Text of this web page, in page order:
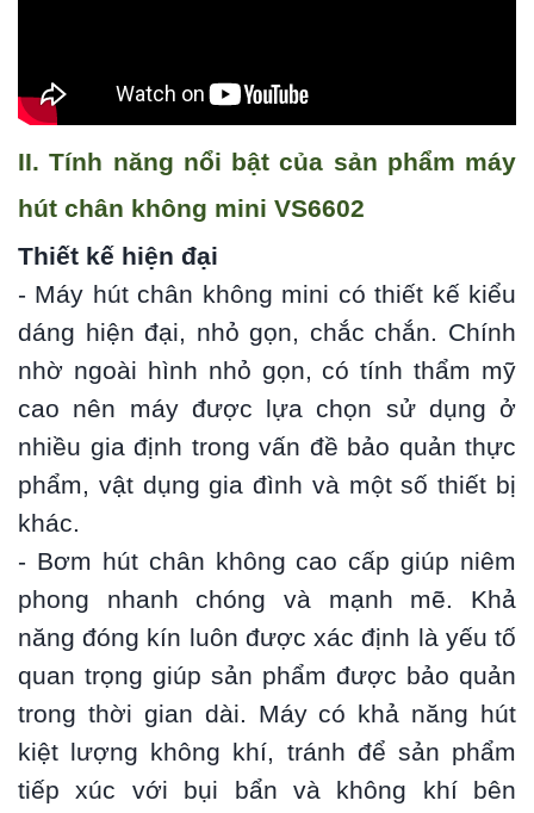
II. Tính năng nổi bật của sản phẩm máy
hút chân không mini VS6602
Thiết kế hiện đại
- Máy hút chân không mini có thiết kế kiểu
dáng hiện đại, nhỏ gọn, chắc chắn. Chính
nhờ ngoài hình nhỏ gọn, có tính thẩm mỹ
cao nên máy được lựa chọn sử dụng ở
nhiều gia định trong vấn đề bảo quản thực
phẩm, vật dụng gia đình và một số thiết bị
khác.
- Bơm hút chân không cao cấp giúp niêm
phong nhanh chóng và mạnh mẽ. Khả
năng đóng kín luôn được xác định là yếu tố
quan trọng giúp sản phẩm được bảo quản
trong thời gian dài. Máy có khả năng hút
kiệt lượng không khí, tránh để sản phẩm
tiếp xúc với bụi bẩn và không khí bên